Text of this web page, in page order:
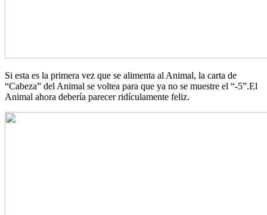
Si esta es la primera vez que se alimenta al Animal, la carta de
“Cabeza” del Animal se voltea para que ya no se muestre el “-5”.El
Animal ahora debería parecer ridículamente feliz.